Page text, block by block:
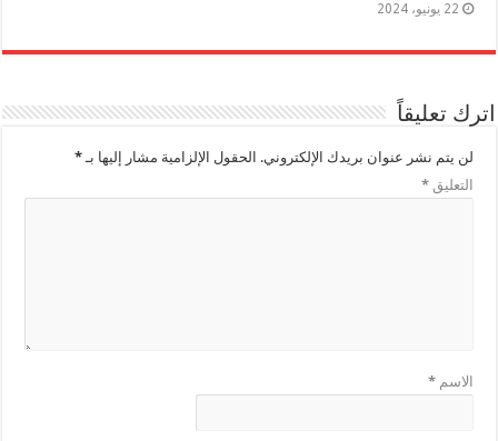
22 يونيو، 2024
اترك تعليقاً
لن يتم نشر عنوان بريدك الإلكتروني. الحقول الإلزامية مشار إليها بـ*
التعليق*
الاسم*